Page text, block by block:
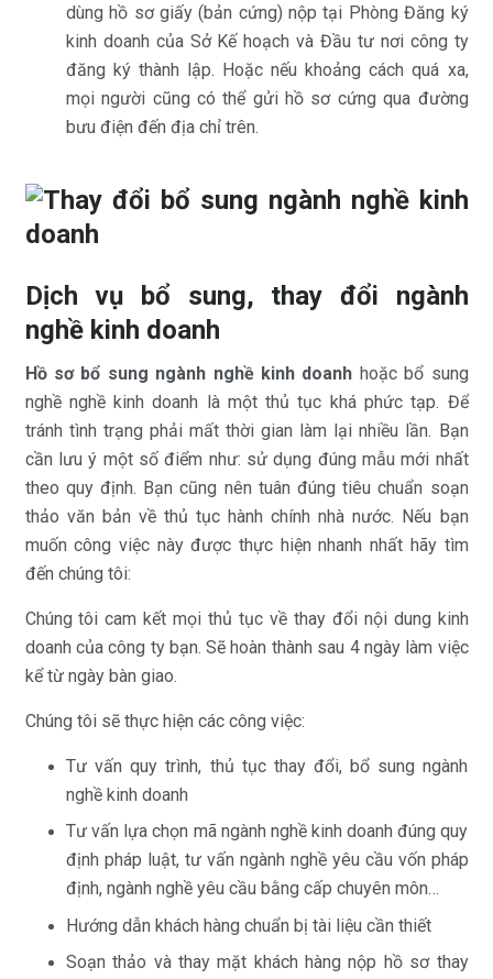
dùng hồ sơ giấy (bản cứng) nộp tại Phòng Đăng ký
kinh doanh của Sở Kế hoạch và Đầu tư nơi công ty
đăng ký thành lập. Hoặc nếu khoảng cách quá xa,
mọi người cũng có thể gửi hồ sơ cứng qua đường
bưu điện đến địa chỉ trên.
Dịch vụ bổ sung, thay đổi ngành
nghề kinh doanh
Hồ sơ bổ sung ngành nghề kinh doanh hoặc bổ sung
nghề nghề kinh doanh là một thủ tục khá phức tạp. Để
tránh tình trạng phải mất thời gian làm lại nhiều lần. Bạn
cần lưu ý một số điểm như: sử dụng đúng mẫu mới nhất
theo quy định. Bạn cũng nên tuân đúng tiêu chuẩn soạn
thảo văn bản về thủ tục hành chính nhà nước. Nếu bạn
muốn công việc này được thực hiện nhanh nhất hãy tìm
đến chúng tôi:
Chúng tôi cam kết mọi thủ tục về thay đổi nội dung kinh
doanh của công ty bạn. Sẽ hoàn thành sau 4 ngày làm việc
kể từ ngày bàn giao.
Chúng tôi sẽ thực hiện các công việc:
Tư vấn quy trình, thủ tục thay đổi, bổ sung ngành
nghề kinh doanh
Tư vấn lựa chọn mã ngành nghề kinh doanh đúng quy
định pháp luật, tư vấn ngành nghề yêu cầu vốn pháp
định, ngành nghề yêu cầu bằng cấp chuyên môn…
Hướng dẫn khách hàng chuẩn bị tài liệu cần thiết
Soạn thảo và thay mặt khách hàng nộp hồ sơ thay